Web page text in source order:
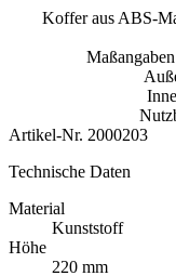
Koffer aus ABS-
Artikel-Nr. 2000203
Technische Daten
Material
Kunststoff
Höhe
220 mm